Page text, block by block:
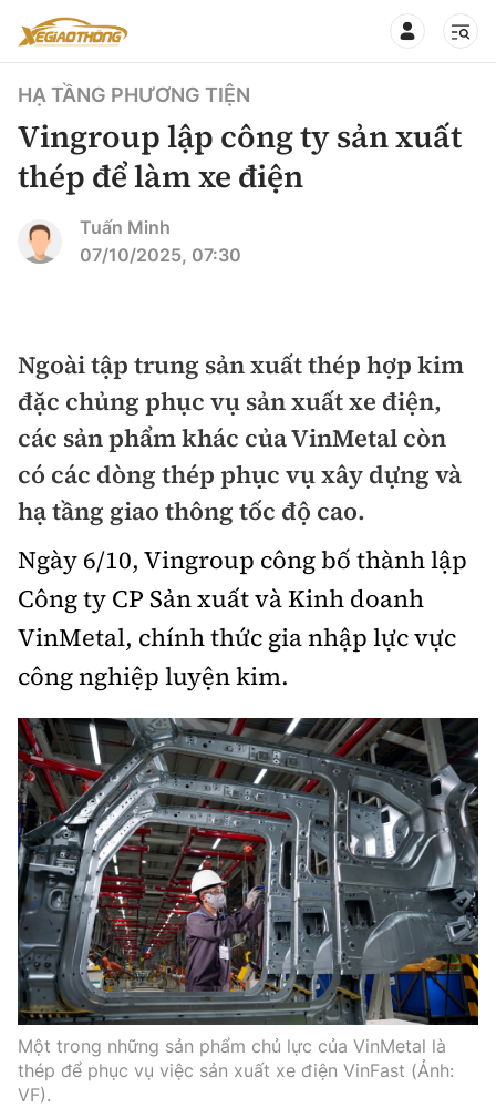
360° xe
Hạ tầng phương tiện
Góc nhìn
Tâm điểm
Xe du lịch
Xe chuyên dụng
Xe máy
Đánh giá xe
Đánh giá xe mới
So sánh
Lái mới
Tư vấn sử dụng
Chọn xe
Lái xe an toàn
Bảo hiểm xe
Sản phẩm bảo hiểm
Bồi thường bảo hiểm
Xe xanh
Video
Review xe
Giới thiệu xe
Tư vấn
Ảnh
Ô tô
Xe máy
Cơ quan chủ quản: Bộ Xây dựng
Tổng biên tập:Nguyễn Thị Hồng Nga
Trưởng ban Ô tô - Xe máy:Nguyễn Tiến Mạnh
Giấy phép số: 03/GP-BC, cấp ngày 22/4/2025
Chuyên trang của Báo Xây dựng
HẠ TẦNG PHƯƠNG TIỆN
Vingroup lập công ty sản xuất
thép để làm xe điện
Tuấn Minh
07/10/2025, 07:30
Ngoài tập trung sản xuất thép hợp kim
đặc chủng phục vụ sản xuất xe điện,
các sản phẩm khác của VinMetal còn
có các dòng thép phục vụ xây dựng và
hạ tầng giao thông tốc độ cao.
Ngày 6/10, Vingroup công bố thành lập
Công ty CP Sản xuất và Kinh doanh
VinMetal, chính thức gia nhập lực vực
công nghiệp luyện kim.
Một trong những sản phẩm chủ lực của VinMetal là
thép để phục vụ việc sản xuất xe điện VinFast (Ảnh:
VF).